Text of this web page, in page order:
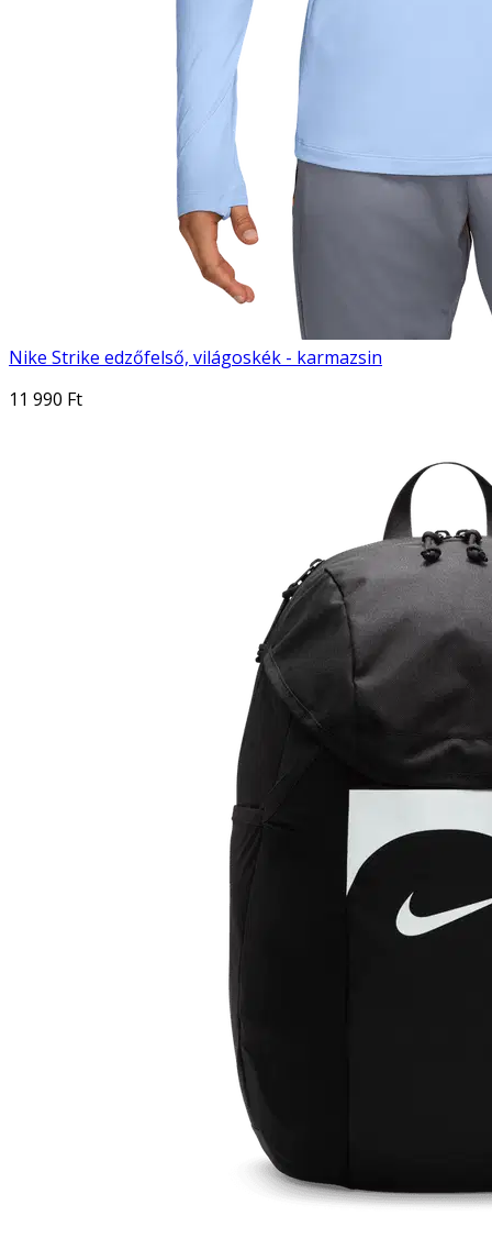
Nike Strike edzőfelső, világoskék - karmazsin
11 990 Ft